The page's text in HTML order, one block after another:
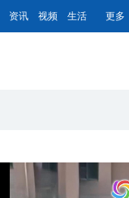
资讯 视频 生活 更多